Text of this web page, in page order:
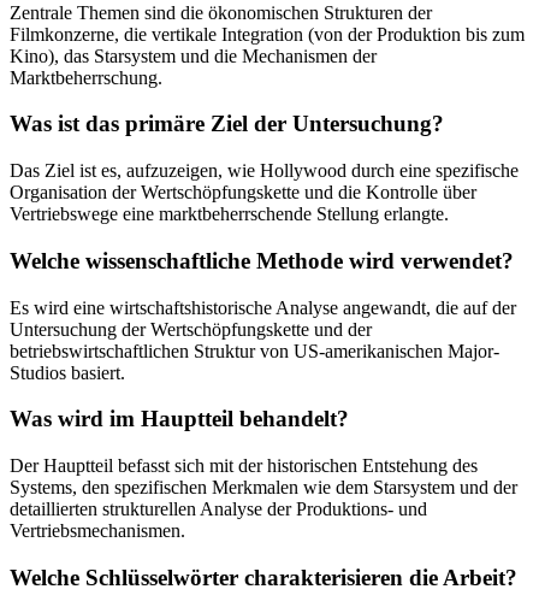
Zentrale Themen sind die ökonomischen Strukturen der
Filmkonzerne, die vertikale Integration (von der Produktion bis zum
Kino), das Starsystem und die Mechanismen der
Marktbeherrschung.
Was ist das primäre Ziel der Untersuchung?
Das Ziel ist es, aufzuzeigen, wie Hollywood durch eine spezifische
Organisation der Wertschöpfungskette und die Kontrolle über
Vertriebswege eine marktbeherrschende Stellung erlangte.
Welche wissenschaftliche Methode wird verwendet?
Es wird eine wirtschaftshistorische Analyse angewandt, die auf der
Untersuchung der Wertschöpfungskette und der
betriebswirtschaftlichen Struktur von US-amerikanischen Major-
Studios basiert.
Was wird im Hauptteil behandelt?
Der Hauptteil befasst sich mit der historischen Entstehung des
Systems, den spezifischen Merkmalen wie dem Starsystem und der
detaillierten strukturellen Analyse der Produktions- und
Vertriebsmechanismen.
Welche Schlüsselwörter charakterisieren die Arbeit?